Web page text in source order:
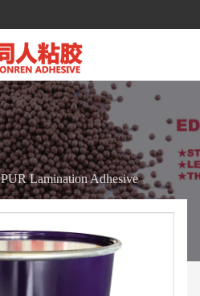
PUR Lamination Adhesive